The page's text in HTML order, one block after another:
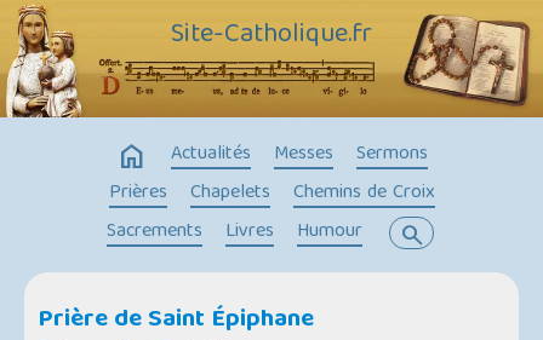
Site-Catholique.fr
home Actualités Messes
Sermons
Prières
Chapelets
Chemins de Croix
Sacrements
Livres Humour search
Prière de Saint Épiphane